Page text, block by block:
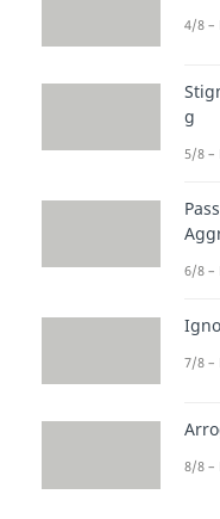
4/8 –
g
5/8 –
6/8 –
7/8 –
8/8 –